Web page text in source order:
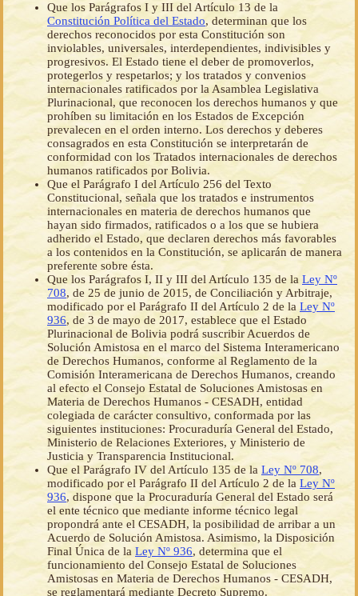
Que los Parágrafos I y III del Artículo 13 de la
Constitución Política del Estado, determinan que los
derechos reconocidos por esta Constitución son
inviolables, universales, interdependientes, indivisibles y
progresivos. El Estado tiene el deber de promoverlos,
protegerlos y respetarlos; y los tratados y convenios
internacionales ratificados por la Asamblea Legislativa
Plurinacional, que reconocen los derechos humanos y que
prohíben su limitación en los Estados de Excepción
prevalecen en el orden interno. Los derechos y deberes
consagrados en esta Constitución se interpretarán de
conformidad con los Tratados internacionales de derechos
humanos ratificados por Bolivia.
Que el Parágrafo I del Artículo 256 del Texto
Constitucional, señala que los tratados e instrumentos
internacionales en materia de derechos humanos que
hayan sido firmados, ratificados o a los que se hubiera
adherido el Estado, que declaren derechos más favorables
a los contenidos en la Constitución, se aplicarán de manera
preferente sobre ésta.
Que los Parágrafos I, II y III del Artículo 135 de la Ley Nº
708, de 25 de junio de 2015, de Conciliación y Arbitraje,
modificado por el Parágrafo II del Artículo 2 de la Ley Nº
936, de 3 de mayo de 2017, establece que el Estado
Plurinacional de Bolivia podrá suscribir Acuerdos de
Solución Amistosa en el marco del Sistema Interamericano
de Derechos Humanos, conforme al Reglamento de la
Comisión Interamericana de Derechos Humanos, creando
al efecto el Consejo Estatal de Soluciones Amistosas en
Materia de Derechos Humanos - CESADH, entidad
colegiada de carácter consultivo, conformada por las
siguientes instituciones: Procuraduría General del Estado,
Ministerio de Relaciones Exteriores, y Ministerio de
Justicia y Transparencia Institucional.
Que el Parágrafo IV del Artículo 135 de la Ley Nº 708,
modificado por el Parágrafo II del Artículo 2 de la Ley Nº
936, dispone que la Procuraduría General del Estado será
el ente técnico que mediante informe técnico legal
propondrá ante el CESADH, la posibilidad de arribar a un
Acuerdo de Solución Amistosa. Asimismo, la Disposición
Final Única de la Ley Nº 936, determina que el
funcionamiento del Consejo Estatal de Soluciones
Amistosas en Materia de Derechos Humanos - CESADH,
se reglamentará mediante Decreto Supremo.